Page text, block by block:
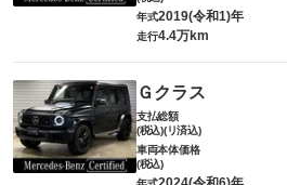
年式2019(令和1)年
走行4.4万km
Ｇクラス
支払総額
(税込)(リ済込)
車両本体価格
(税込)